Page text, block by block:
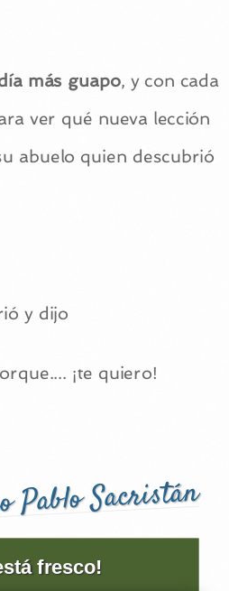
más guapo, y con cada
ver qué nueva lección
abuelo quien descubrió
y dijo
¡te quiero!
Pablo Sacristán
fresco!